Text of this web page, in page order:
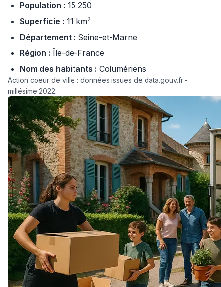
Population : 15 250
Superficie : 11 km2
Département : Seine-et-Marne
Région : Île-de-France
Nom des habitants : Columériens
Action coeur de ville : données issues de data.gouv.fr -
millésime 2022.